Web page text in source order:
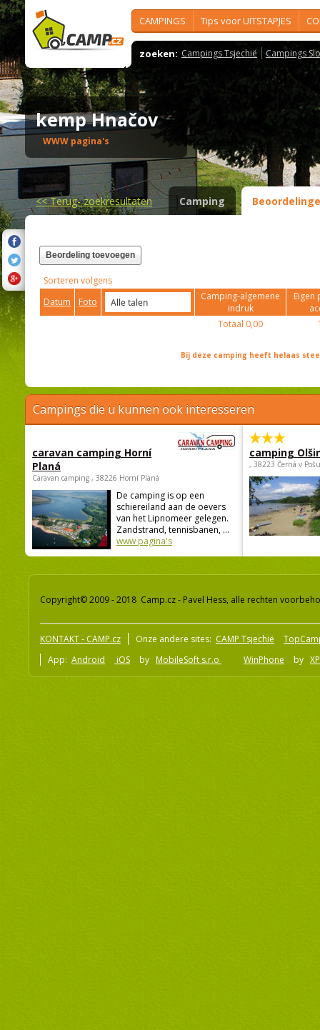
CAMPINGS Tips voor UITSTAPJES
zoeken: Campings Tsjechië Campings
kemp Hnačov
WWW pagina's
<<Terug- zoekresultaten Camping
Beordeling toevoegen
Sorteren volgens
Datum
Foto
Camping-algemene
indruk
Eigen
Totaal 0,00
Bij deze camping heeft helaas
Campings die u kunnen ook interesseren
caravan camping Horní
Planá
Caravan camping , 38226 Horní Planá
De camping is op een
schiereiland aan de oevers
van het Lipnomeer gelegen.
Zandstrand, tennisbanen, ...
www pagina's
camping
, 38223 Černá v
Copyright© 2009 - 2018 Camp.cz - Pavel Hess, alle rechten
KONTAKT - CAMP.cz Onze andere sites: CAMP Tsjechië
App: Android iOS by MobileSoft s.r.o WinPhone by